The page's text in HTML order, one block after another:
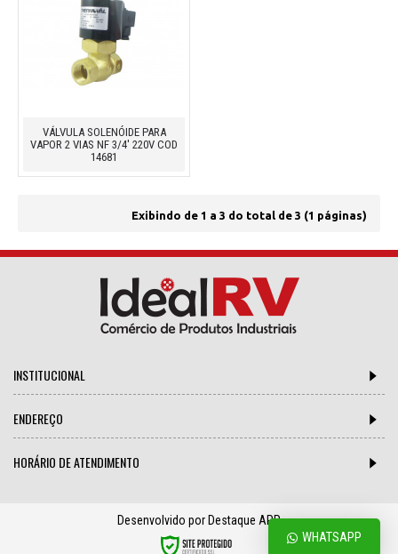
VÁLVULA SOLENÓIDE PARA
VAPOR 2 VIAS NF 3/4' 220V COD
14681
Exibindo de 1 a 3 do total de 3 (1 páginas)
INSTITUCIONAL
ENDEREÇO
HORÁRIO DE ATENDIMENTO
Desenvolvido por Destaque APP
WHATSAPP